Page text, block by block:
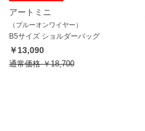
アートミニ
（ブルーオンワイヤー）
B5サイズ ショルダーバッグ
￥13,090
通常価格￥18,700